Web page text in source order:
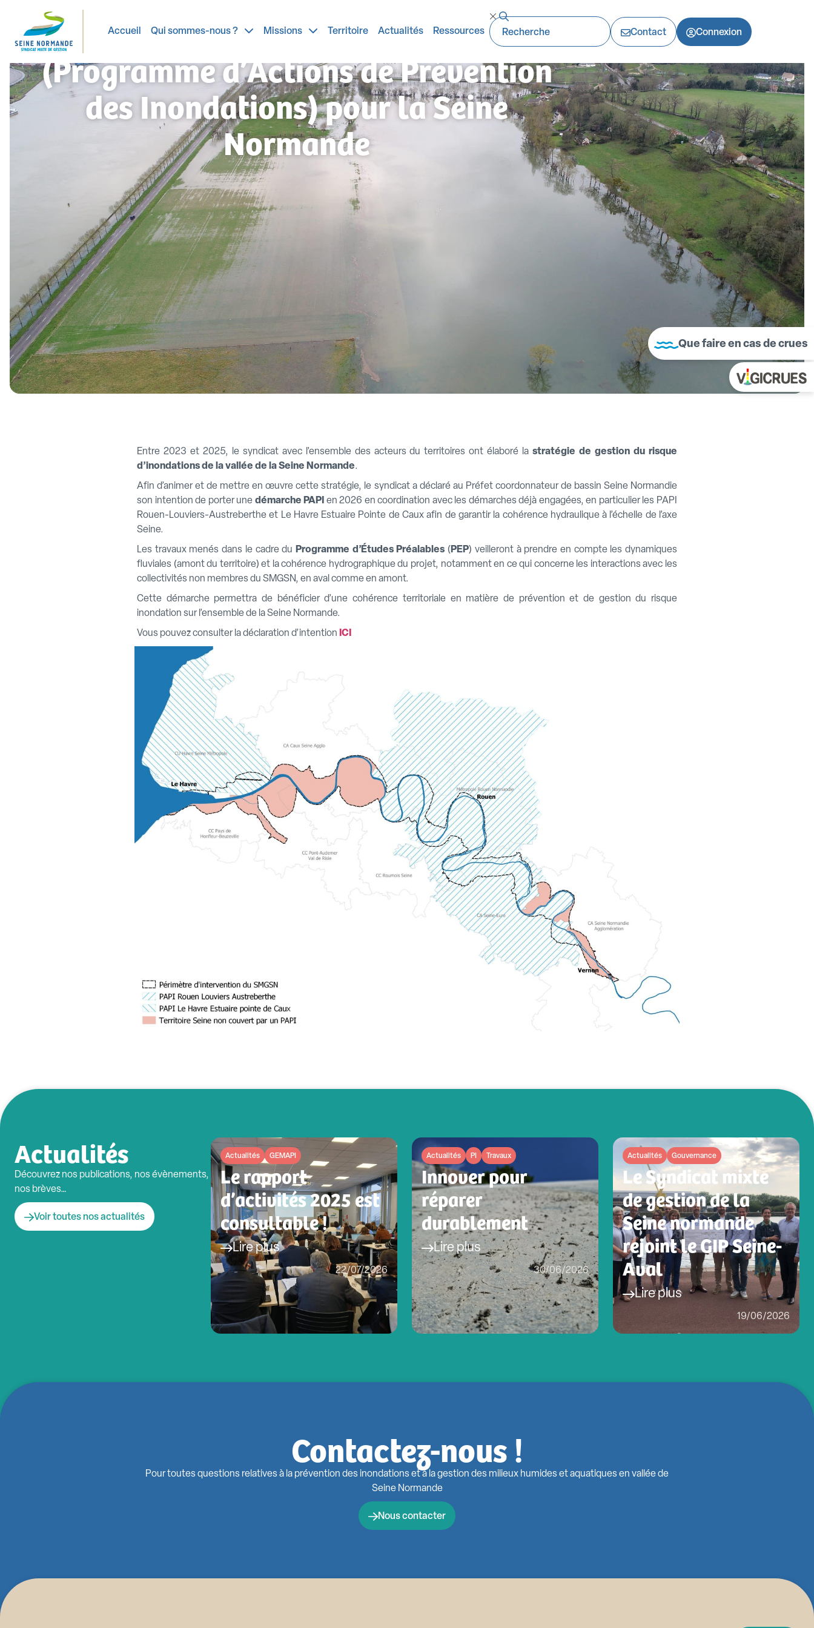
Accueil Qui sommes-nous ? Missions Territoire Actualités Ressources Contact Connexion
Lancement de la démarche PAPI
(Programme d’Actions de Prévention
des Inondations) pour la Seine
Normande
Entre 2023 et 2025, le syndicat avec l’ensemble des acteurs du territoires ont élaboré lastratégie de gestion du risque
d’inondations de la vallée de la Seine Normande.
Afin d’animer et de mettre en œuvre cette stratégie, le syndicat a déclaré au Préfet coordonnateur de bassin Seine Normandie
son intention de porter une démarche PAPI en 2026 en coordination avec les démarches déjà engagées, en particulier les PAPI
Rouen-Louviers-Austreberthe et Le Havre Estuaire Pointe de Caux afin de garantir la cohérence hydraulique à l’échelle de l’axe
Seine.
Les travaux menés dans le cadre du Programme d’Études Préalables ( PEP) veilleront à prendre en compte les dynamiques
fluviales (amont du territoire) et la cohérence hydrographique du projet, notamment en ce qui concerne les interactions avec les
collectivités non membres du SMGSN, en aval comme en amont.
Cette démarche permettra de bénéficier d’une cohérence territoriale en matière de prévention et de gestion du risque
inondation sur l’ensemble de la Seine Normande.
Vous pouvez consulter la déclaration d’intention ICI
Actualités
Découvrez nos publications, nos évènements,
nos brèves…
Voir toutes nos actualités
Actualités GEMAPI
Le rapport
d’activités 2025 est
consultable !
Lire plus
22/07/2026
Actualités PI Travaux
Innover pour
réparer
durablement
Lire plus
30/06/2026
Actualités Gouvernance
Le Syndicat mixte
de gestion de la
Seine normande
rejoint le GIP Seine-
Aval
Lire plus
19/06/2026
Contactez-nous !
Pour toutes questions relatives à la prévention des inondations et à la gestion des milieux humides et aquatiques en vallée de
Seine Normande
Nous contacter
Que faire en cas de crues